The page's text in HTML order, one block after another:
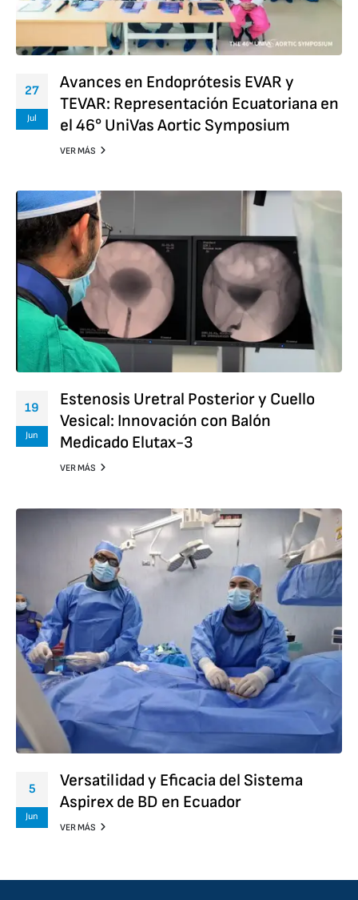
27
Jul
Avances en Endoprótesis EVAR y
TEVAR: Representación Ecuatoriana en
el 46° UniVas Aortic Symposium
VER MÁS
19
Jun
Estenosis Uretral Posterior y Cuello
Vesical: Innovación con Balón
Medicado Elutax-3
VER MÁS
5
Jun
Versatilidad y Eficacia del Sistema
Aspirex de BD en Ecuador
VER MÁS